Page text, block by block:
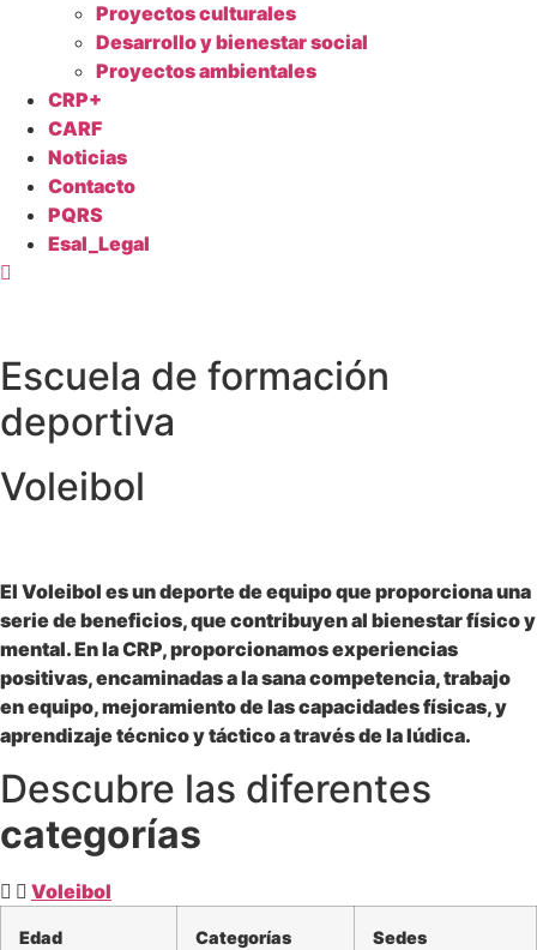
Proyectos culturales
Desarrollo y bienestar social
Proyectos ambientales
CRP+
CARF
Noticias
Contacto
PQRS
Esal_Legal
Escuela de formación
deportiva
Voleibol
El Voleibol es un deporte de equipo que proporciona una
serie de beneficios, que contribuyen al bienestar físico y
mental. En la CRP, proporcionamos experiencias
positivas, encaminadas a la sana competencia, trabajo
en equipo, mejoramiento de las capacidades físicas, y
aprendizaje técnico y táctico a través de la lúdica.
Descubre las diferentes
categorías
Voleibol
Edad Categorías Sedes